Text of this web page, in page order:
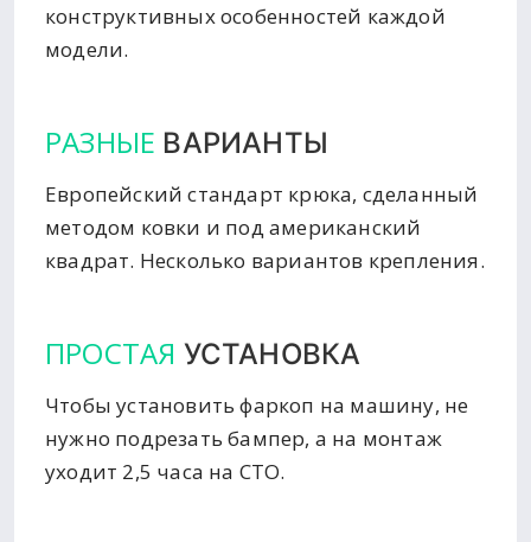
конструктивных особенностей каждой
модели.
РАЗНЫЕ ВАРИАНТЫ
Европейский стандарт крюка, сделанный
методом ковки и под американский
квадрат. Несколько вариантов крепления.
ПРОСТАЯ УСТАНОВКА
Чтобы установить фаркоп на машину, не
нужно подрезать бампер, а на монтаж
уходит 2,5 часа на СТО.